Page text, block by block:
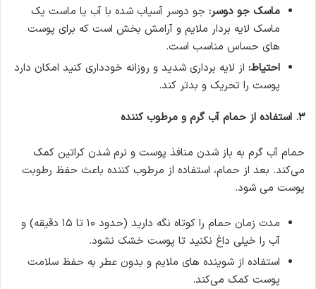
ماسک جو دوسر: جو دوسر آسیاب شده با آب یا ماست یک
ماسک لایه بردار ملایم و آرامش بخش است که برای پوست
های حساس مناسب است.
احتیاط: از لایه برداری شدید و روزانه خودداری کنید امکان دارد
پوست را تحریک و بدتر کند.
۳. استفاده از حمام آب گرم و مرطوب کننده
حمام آب گرم به باز شدن منافذ پوست و نرم شدن کراتین کمک
می‌کند. بعد از حمام، استفاده از مرطوب کننده باعث حفظ رطوبت
پوست می شود.
مدت زمان حمام را کوتاه نگه دارید (حدود ۱۰ تا ۱۵ دقیقه) و
آب را خیلی داغ نکنید تا پوست خشک نشود.
استفاده از شوینده های ملایم و بدون عطر به حفظ سلامت
پوست کمک می‌کند.